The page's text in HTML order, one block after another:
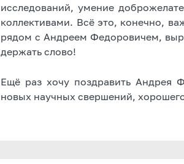
исследований, умение
коллективами. Всё это, конечно,
рядом с Андреем Федоровичем,
держать слово!
Ещё раз хочу поздравить Андрея
новых научных свершений,